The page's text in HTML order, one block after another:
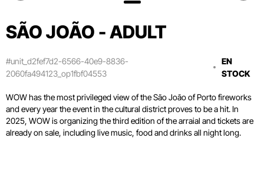
SÃO JOÃO - ADULT
#unit_d2fef7d2-6566-40e9-8836-
2060fa494123_op1fbf04553
EN
STOCK
WOW has the most privileged view of the São João of Porto fireworks
and every year the event in the cultural district proves to be a hit. In
2025, WOW is organizing the third edition of the arraial and tickets are
already on sale, including live music, food and drinks all night long.